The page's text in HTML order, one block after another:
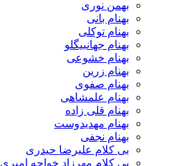
بهمن نوری
بهنام بانی
بهنام توکلی
بهنام جهانبیگلو
بهنام خشوعی
بهنام زرین
بهنام صفوی
بهنام علمشاهی
بهنام قلی زاده
بهنام مهدیدوست
بهنام نجفی
بی کلام علیرضا حیدری
بی کلام مهرزاد خواجه امیری